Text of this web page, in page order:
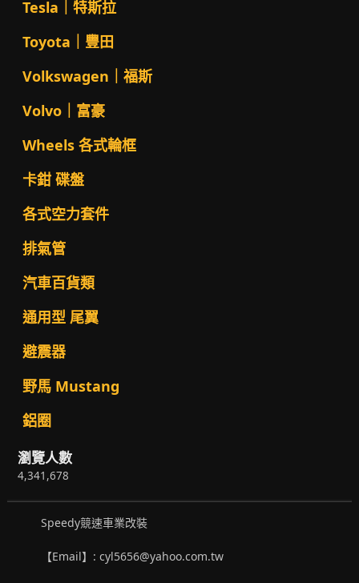
Tesla｜特斯拉
Toyota｜豐田
Volkswagen｜福斯
Volvo｜富豪
Wheels 各式輪框
卡鉗 碟盤
各式空力套件
排氣管
汽車百貨類
通用型 尾翼
避震器
野馬 Mustang
鋁圈
瀏覽人數
4,341,678
Speedy競速車業改裝
【Email】: cyl5656@yahoo.com.tw